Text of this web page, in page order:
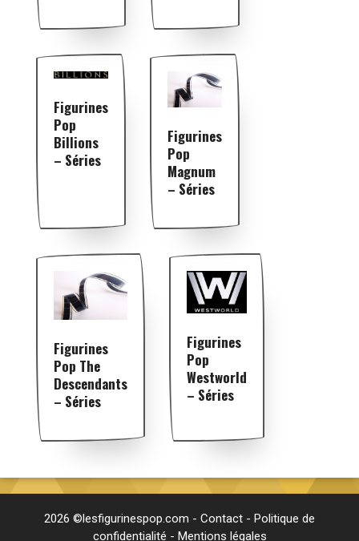
Figurines
Pop
Billions
– Séries
Figurines
Pop
Magnum
– Séries
Figurines
Pop The
Descendants
– Séries
Figurines
Pop
Westworld
– Séries
2026 ©lesfigurinespop.com - Contact - Politique de
confidentialité - Mentions légales